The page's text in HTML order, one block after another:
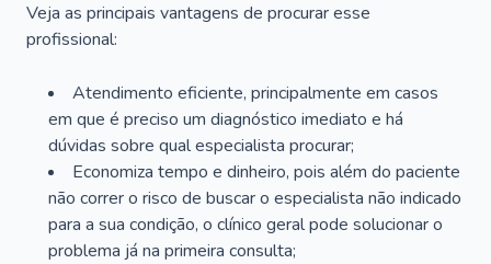
Veja as principais vantagens de procurar esse
profissional:
Atendimento eficiente, principalmente em casos
em que é preciso um diagnóstico imediato e há
dúvidas sobre qual especialista procurar;
Economiza tempo e dinheiro, pois além do paciente
não correr o risco de buscar o especialista não indicado
para a sua condição, o clínico geral pode solucionar o
problema já na primeira consulta;